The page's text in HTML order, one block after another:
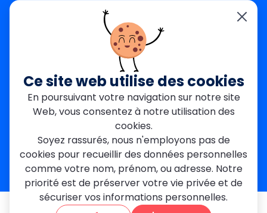
contact@metallerie-grand-paris.com
46 bis Av. du Maine, 75015 Paris
Mentions légales
Politique De Confidentialité
Cookies
CGV
Engagements Clients
À propos
Blog Plan du site Avis FAQ
© 2026 MGParis — Tous droits réservés
Ce site web utilise des cookies
En poursuivant votre navigation sur notre site
Web, vous consentez à notre utilisation des
cookies.
Soyez rassurés, nous n'employons pas de
cookies pour recueillir des données personnelles
comme votre nom, prénom, ou adresse. Notre
priorité est de préserver votre vie privée et de
sécuriser vos informations personnelles.